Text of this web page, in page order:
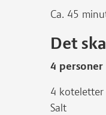
Ca. 45
Det
4 personer
4 koteletter
Salt